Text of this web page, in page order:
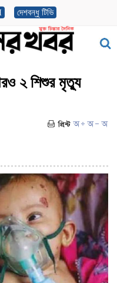
দেশবন্ধু টিভি
২ শিশুর মৃত্যু